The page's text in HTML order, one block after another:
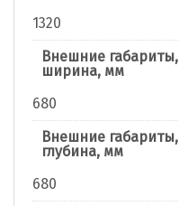
1320
Внешние габариты,
ширина, мм
680
Внешние габариты,
глубина, мм
680